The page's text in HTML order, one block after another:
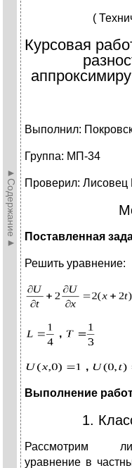
►Содержание►
(
Курсовая
Выполнил:
Группа: МП-34
Проверил:
Поставленная
Решить уравнение:
,
,
Выполнение
1.
Рассмотрим
уравнение в